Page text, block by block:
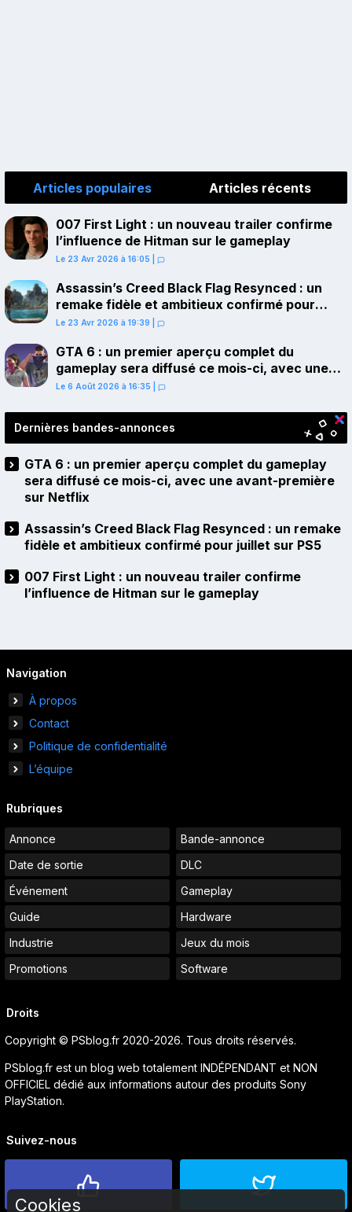
Articles populaires Articles récents
007 First Light : un nouveau trailer confirme
l’influence de Hitman sur le gameplay
Le 23 Avr 2026 à 16:05
Assassin’s Creed Black Flag Resynced : un
remake fidèle et ambitieux confirmé pour
juillet sur PS5
Le 23 Avr 2026 à 19:39
GTA 6 : un premier aperçu complet du
gameplay sera diffusé ce mois-ci, avec une
avant-première sur Netflix
Le 6 Août 2026 à 16:35
Dernières bandes-annonces
GTA 6 : un premier aperçu complet du gameplay
sera diffusé ce mois-ci, avec une avant-première
sur Netflix
Assassin’s Creed Black Flag Resynced : un remake
fidèle et ambitieux confirmé pour juillet sur PS5
007 First Light : un nouveau trailer confirme
l’influence de Hitman sur le gameplay
Navigation
À propos
Contact
Politique de confidentialité
L’équipe
Rubriques
Annonce
Bande-annonce
Date de sortie
DLC
Événement
Gameplay
Guide
Hardware
Industrie
Jeux du mois
Promotions
Software
Droits
Copyright © PSblog.fr 2020-2026. Tous droits réservés.
PSblog.fr est un blog web totalement INDÉPENDANT et NON
OFFICIEL dédié aux informations autour des produits Sony
PlayStation.
Suivez-nous
Cookies